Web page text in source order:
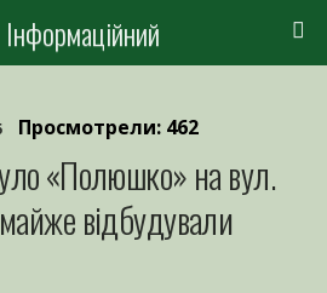
Просмотрели: 462
«Полюшко» на вул.
відбудували